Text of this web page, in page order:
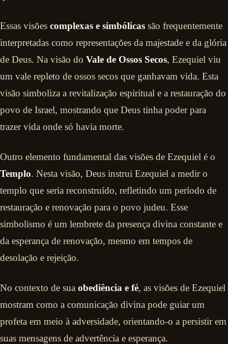
Essas visões complexas e simbólicas são frequentemente
interpretadas como representações da majestade e da glória
de Deus. Na visão do Vale de Ossos Secos, Ezequiel viu
um vale repleto de ossos secos que ganhavam vida. Esta
visão simboliza a revitalização espiritual e a restauração do
povo de Israel, mostrando que Deus tinha poder para
trazer vida onde só havia morte.
Outro elemento fundamental das visões de Ezequiel é o
Templo. Nesta visão, Deus instrui Ezequiel a medir o
templo que seria reconstruído, refletindo um período de
restauração e renovação para o povo judeu. Esse
simbolismo é um lembrete da presença divina constante e
da esperança de renovação, mesmo em tempos de
desolação e rejeição.
No contexto de sua obediência e fé, as visões de Ezequiel
mostram como a comunicação divina pode guiar um
profeta em meio à adversidade, orientando-o a persistir em
suas mensagens de advertência e esperança.